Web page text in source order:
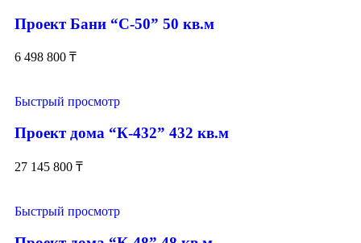
Проект Бани “С-50” 50 кв.м
6 498 800 ₸
Быстрый просмотр
Проект дома “К-432” 432 кв.м
27 145 800 ₸
Быстрый просмотр